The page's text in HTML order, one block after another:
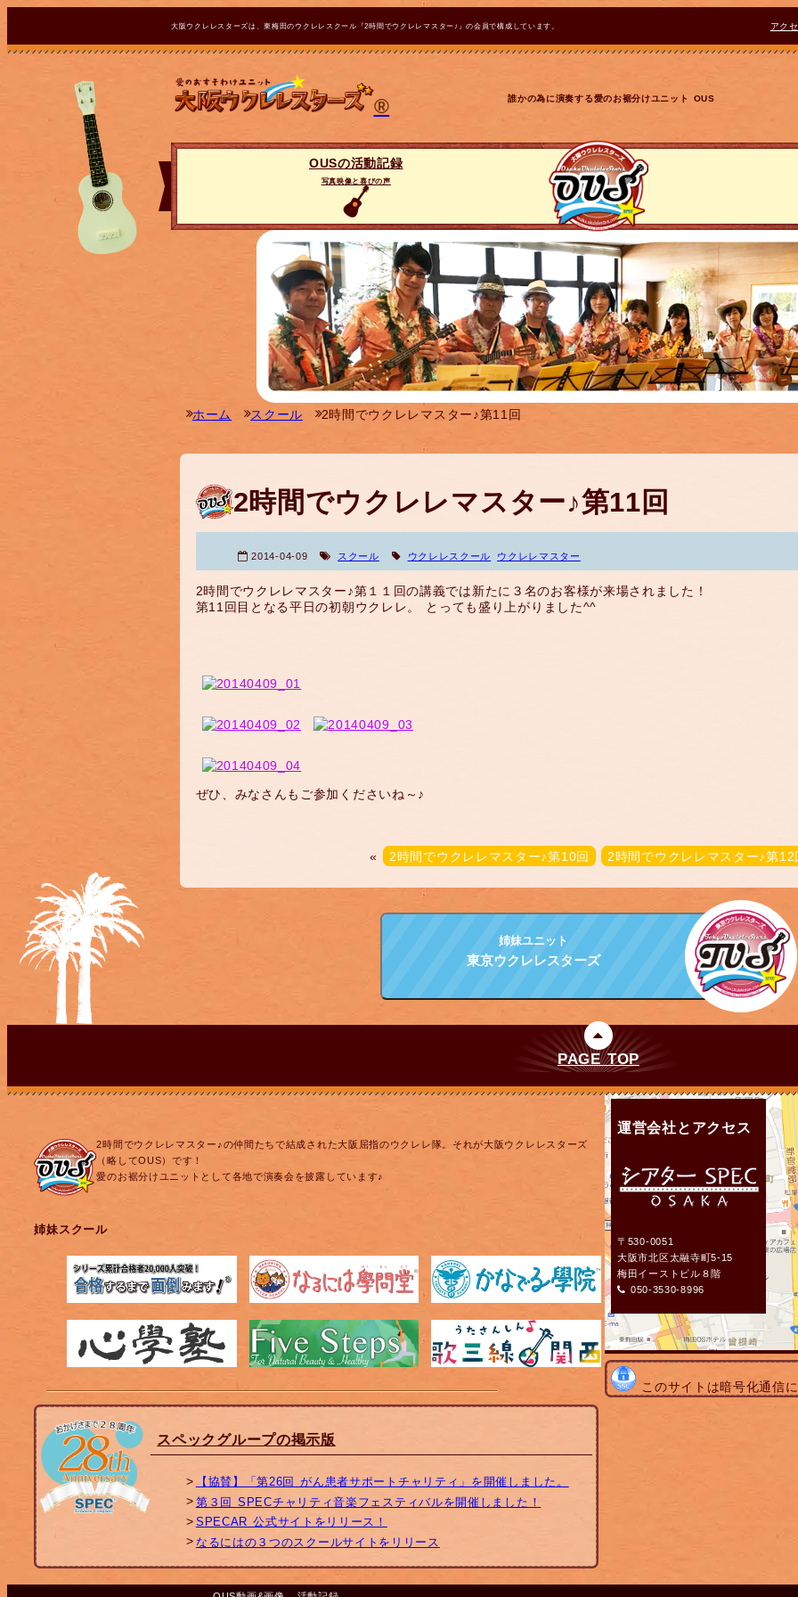
大阪ウクレレスターズは、東梅田のウクレレスクール『2時間でウクレレマスター♪』の会員で構成しています。 アク
® 誰かの為に演奏する愛のお裾分けユニット OUS
OUSの活動記録
写真映像と喜びの声
ホーム スクール 2時間でウクレレマスター♪第11回
2時間でウクレレマスター♪第11回
2014-04-09 スクール ウクレレスクール ウクレレマスター
2時間でウクレレマスター♪第１１回の講義では新たに３名のお客様が来場されました！
第11回目となる平日の初朝ウクレレ。 とっても盛り上がりました^^
ぜひ、みなさんもご参加くださいね～♪
« 2時間でウクレレマスター♪第10回 2時間でウクレレマスター♪第12
姉妹ユニット
東京ウクレレスターズ
PAGE TOP
2時間でウクレレマスター♪の仲間たちで結成された大阪屈指のウクレレ隊。それが大阪ウクレレスターズ
（略してOUS）です！
愛のお裾分けユニットとして各地で演奏会を披露しています♪
姉妹スクール
スペックグループの掲示版
【協賛】「第26回 がん患者サポートチャリティ」を開催しました。
第３回 SPECチャリティ音楽フェスティバルを開催しました！
SPECAR 公式サイトをリリース！
なるにはの３つのスクールサイトをリリース
運営会社とアクセス
〒530-0051
大阪市北区太融寺町5-15
梅田イーストビル８階
050-3530-8996
このサイトは暗号化通信